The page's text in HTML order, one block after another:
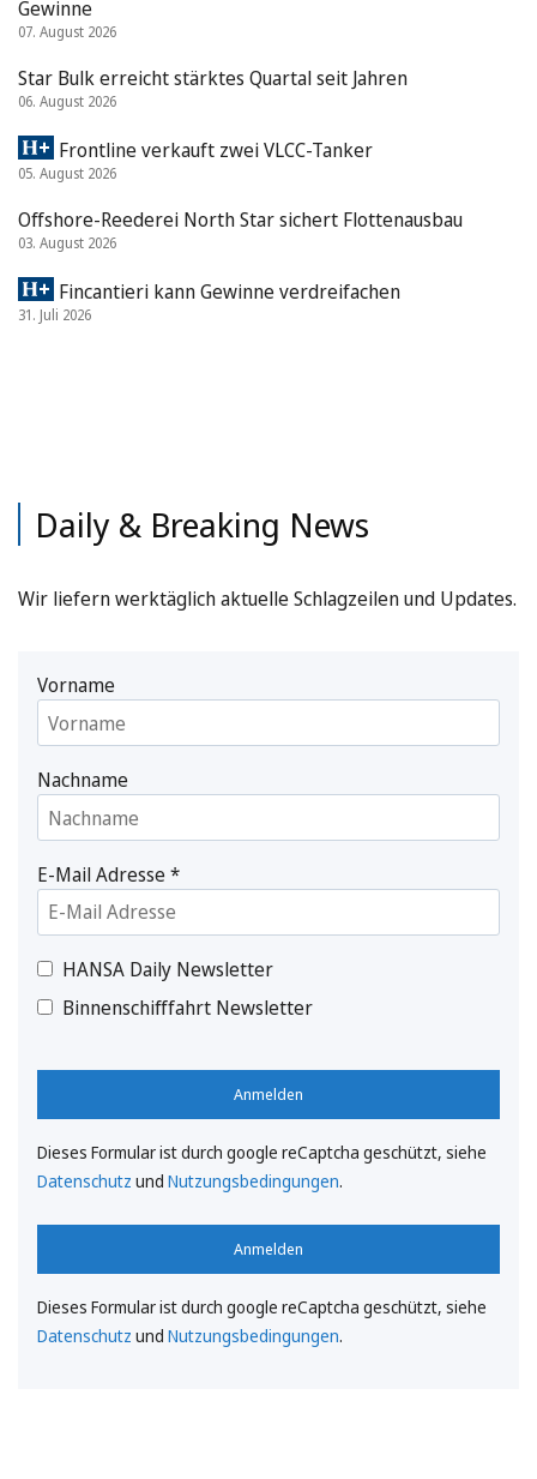
Gewinne
07. August 2026
Star Bulk erreicht stärktes Quartal seit Jahren
06. August 2026
Frontline verkauft zwei VLCC-Tanker
05. August 2026
Offshore-Reederei North Star sichert Flottenausbau
03. August 2026
Fincantieri kann Gewinne verdreifachen
31. Juli 2026
Daily & Breaking News
Wir liefern werktäglich aktuelle Schlagzeilen und Updates.
Vorname
Nachname
E-Mail Adresse*
HANSA Daily Newsletter
Binnenschifffahrt Newsletter
Anmelden
Dieses Formular ist durch google reCaptcha geschützt, siehe
Datenschutz und Nutzungsbedingungen.
Anmelden
Dieses Formular ist durch google reCaptcha geschützt, siehe
Datenschutz und Nutzungsbedingungen.